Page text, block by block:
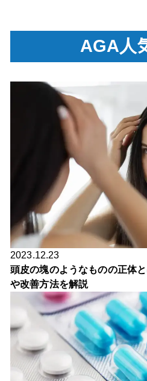
AGA人
2023.12.23
頭皮の塊のようなものの正体
や改善方法を解説